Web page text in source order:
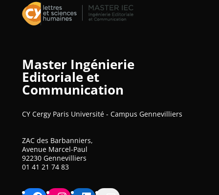
Master Ingénierie
Editoriale et
Communication
CY Cergy Paris Université - Campus Gennevilliers
ZAC des Barbanniers,
Avenue Marcel-Paul
92230 Gennevilliers
01 41 21 74 83